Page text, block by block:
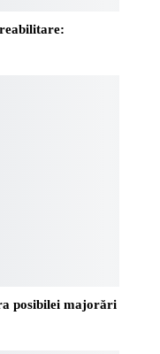
reabilitare:
posibilei majorări